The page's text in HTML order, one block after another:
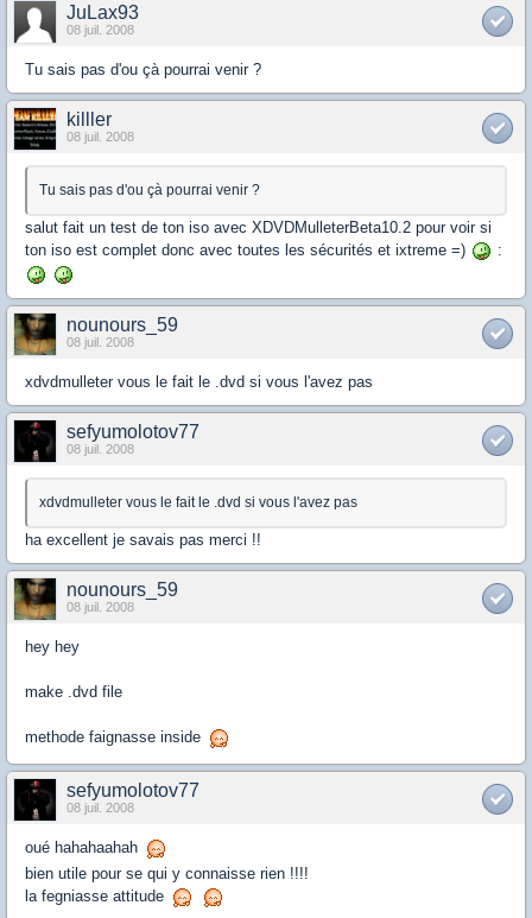
JuLax93
08 juil. 2008
Tu sais pas d'ou çà pourrai venir ?
killler
08 juil. 2008
Tu sais pas d'ou çà pourrai venir ?
salut fait un test de ton iso avec XDVDMulleterBeta10.2 pour voir si
ton iso est complet donc avec toutes les sécurités et ixtreme =)
:
nounours_59
08 juil. 2008
xdvdmulleter vous le fait le .dvd si vous l'avez pas
sefyumolotov77
08 juil. 2008
xdvdmulleter vous le fait le .dvd si vous l'avez pas
ha excellent je savais pas merci !!
nounours_59
08 juil. 2008
hey hey
make .dvd file
methode faignasse inside
sefyumolotov77
08 juil. 2008
oué hahahaahah
bien utile pour se qui y connaisse rien !!!!
la fegniasse attitude